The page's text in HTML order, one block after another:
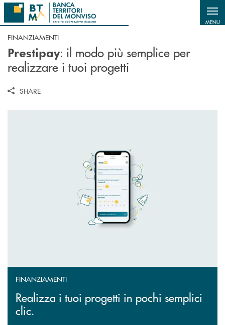
Salta al contenuto principale
MENU
FINANZIAMENTI
Prestipay: il modo più semplice per
realizzare i tuoi progetti
SHARE
FINANZIAMENTI
Realizza i tuoi progetti in pochi semplici
clic.